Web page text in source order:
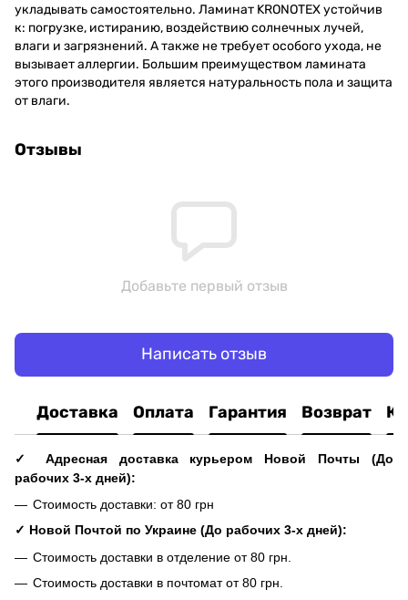
укладывать самостоятельно. Ламинат KRONOTEX устойчив
к: погрузке, истиранию, воздействию солнечных лучей,
влаги и загрязнений. А также не требует особого ухода, не
вызывает аллергии. Большим преимуществом ламината
этого производителя является натуральность пола и защита
от влаги.
Отзывы
Добавьте первый отзыв
Написать отзыв
Доставка Оплата Гарантия Возврат
✓ Адресная доставка курьером Новой Почты (До
рабочих 3-х дней):
Стоимость доставки: от 80 грн
✓ Новой Почтой по Украине (До рабочих 3-х дней):
Стоимость доставки в отделение от 80 грн.
Стоимость доставки в почтомат от 80 грн.